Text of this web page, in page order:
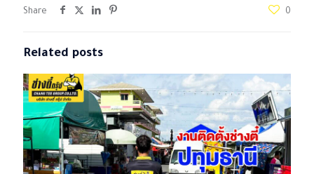
Share 0
Related posts